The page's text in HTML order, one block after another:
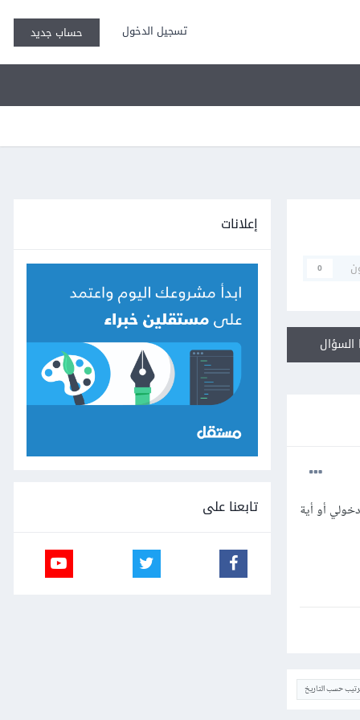
تسجيل الدخول حساب جديد
0
أو أية
حسب التاريخ
إعلانات
تابعنا على